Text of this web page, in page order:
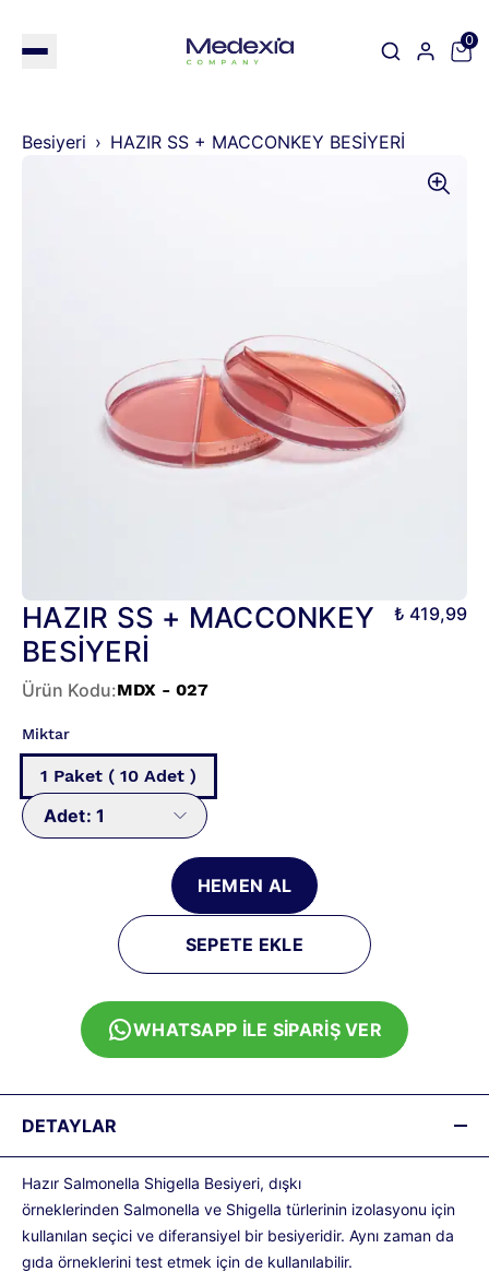
0
Besiyeri HAZIR SS + MACCONKEY BESİYERİ
HAZIR SS + MACCONKEY
BESİYERİ
₺ 419,99
Ürün Kodu:MDX - 027
Miktar
1 Paket ( 10 Adet )
Adet:1
HEMEN AL
SEPETE EKLE
WHATSAPP İLE SİPARİŞ VER
DETAYLAR
Hazır Salmonella Shigella Besiyeri, dışkı
örneklerinden Salmonella ve Shigella türlerinin izolasyonu için
kullanılan seçici ve diferansiyel bir besiyeridir. Aynı zaman da
gıda örneklerini test etmek için de kullanılabilir.